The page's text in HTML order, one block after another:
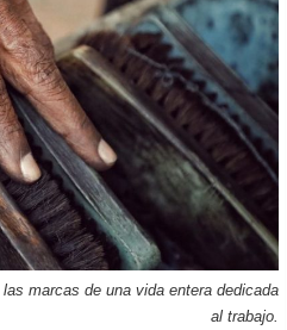
marcas de una vida entera dedicada
al trabajo.